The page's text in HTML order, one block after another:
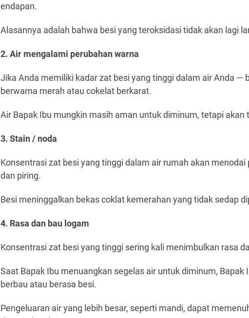
endapan.
Alasannya adalah bahwa besi yang teroksidasi tidak akan lagi
2. Air mengalami perubahan warna
Jika Anda memiliki kadar zat besi yang tinggi dalam air Anda —
berwarna merah atau cokelat berkarat.
Air Bapak Ibu mungkin masih aman untuk diminum, tetapi akan
3. Stain / noda
Konsentrasi zat besi yang tinggi dalam air rumah akan
dan piring.
Besi meninggalkan bekas coklat kemerahan yang tidak sedap
4. Rasa dan bau logam
Konsentrasi zat besi yang tinggi sering kali menimbulkan rasa
Saat Bapak Ibu menuangkan segelas air untuk diminum,
berbau atau berasa besi.
Pengeluaran air yang lebih besar, seperti mandi, dapat